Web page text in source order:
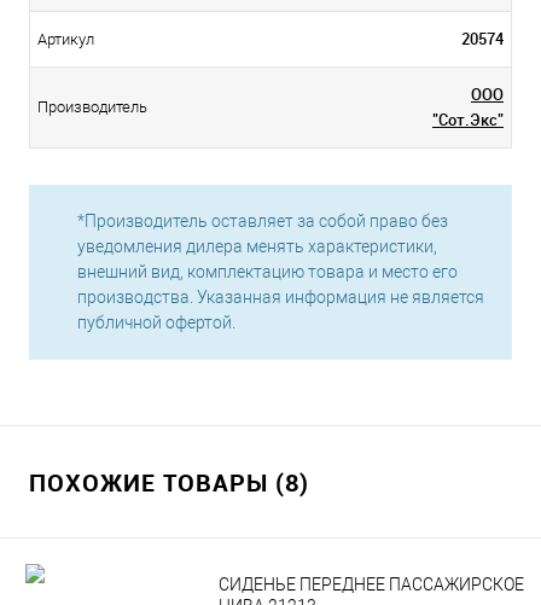
Артикул 20574
Производитель
ООО
"Сот.Экс"
*Производитель оставляет за собой право без
уведомления дилера менять характеристики,
внешний вид, комплектацию товара и место его
производства. Указанная информация не является
публичной офертой.
ПОХОЖИЕ ТОВАРЫ (8)
СИДЕНЬЕ ПЕРЕДНЕЕ ПАССАЖИРСКОЕ